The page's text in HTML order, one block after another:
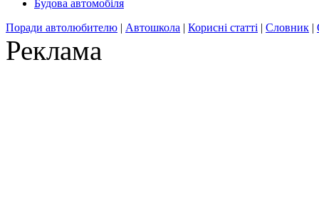
Будова автомобіля
Поради автолюбителю | Автошкола | Корисні статті | Словник |
Реклама